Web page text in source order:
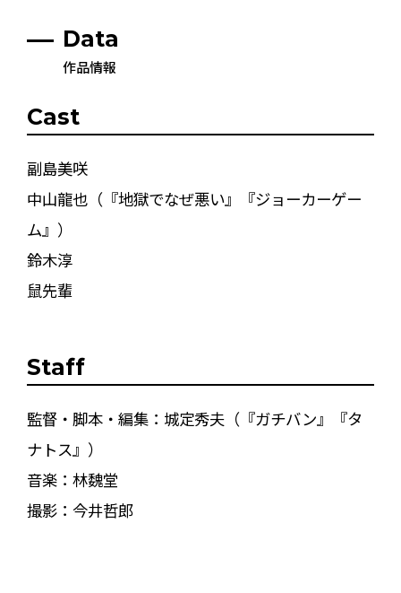
Data
作品情報
Cast
副島美咲
中山龍也（『地獄でなぜ悪い』『ジョーカーゲー
ム』）
鈴木淳
鼠先輩
Staff
監督・脚本・編集：城定秀夫（『ガチバン』『タ
ナトス』）
音楽：林魏堂
撮影：今井哲郎